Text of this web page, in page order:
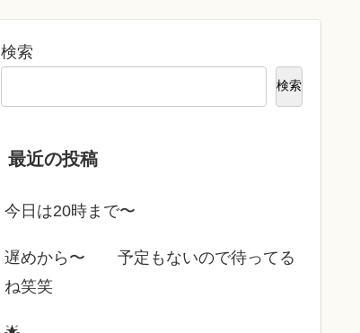
検索
検索
最近の投稿
今日は20時まで〜
遅めから〜 予定もないので待ってる
ね笑笑